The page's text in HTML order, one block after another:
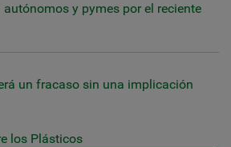
y pymes por el reciente
un fracaso sin una implicación
los Plásticos